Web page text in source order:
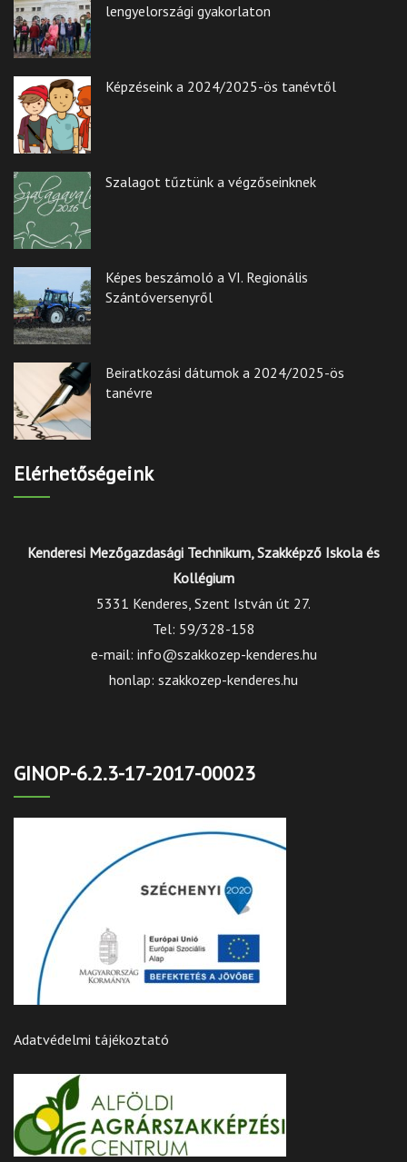
lengyelországi gyakorlaton
Képzéseink a 2024/2025-ös tanévtől
Szalagot tűztünk a végzőseinknek
Képes beszámoló a VI. Regionális
Szántóversenyről
Beiratkozási dátumok a 2024/2025-ös
tanévre
Elérhetőségeink
Kenderesi Mezőgazdasági Technikum, Szakképző Iskola és
Kollégium
5331 Kenderes, Szent István út 27.
Tel: 59/328-158
e-mail: info@szakkozep-kenderes.hu
honlap: szakkozep-kenderes.hu
GINOP-6.2.3-17-2017-00023
Adatvédelmi tájékoztató